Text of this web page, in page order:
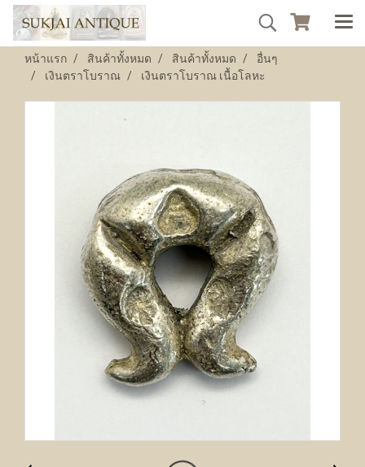
หน้าแรก สินค้าทั้งหมด สินค้าทั้งหมด
อื่นๆ
เงินตราโบราณ
เงินตราโบราณ เนื้อโลหะ